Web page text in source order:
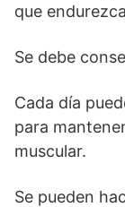
que
Se debe
Cada día
para
muscular.
Se pueden